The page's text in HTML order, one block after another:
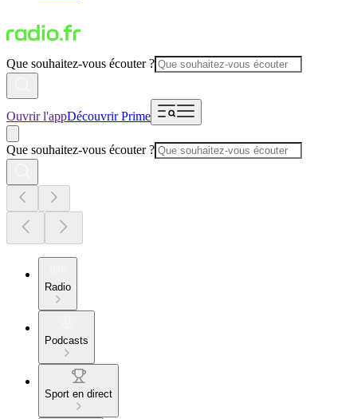
Que souhaitez-vous écouter ?
Ouvrir l'appDécouvrir Prime
Que souhaitez-vous écouter ?
Radio
Podcasts
Sport en direct